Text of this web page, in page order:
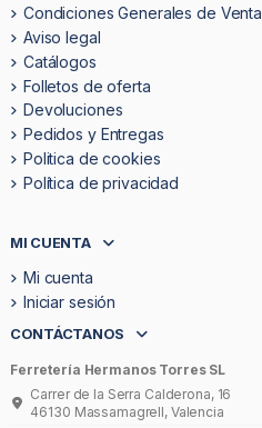
Condiciones Generales de Venta
Aviso legal
Catálogos
Folletos de oferta
Devoluciones
Pedidos y Entregas
Politica de cookies
Política de privacidad
MI CUENTA
Mi cuenta
Iniciar sesión
CONTÁCTANOS
Ferretería Hermanos Torres SL
Carrer de la Serra Calderona, 16
46130 Massamagrell, Valencia